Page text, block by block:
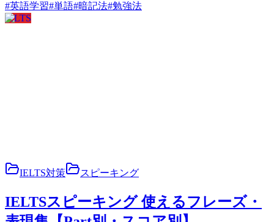
#英語学習#単語#暗記法#勉強法
IELTS
IELTS対策 スピーキング
IELTSスピーキング 使えるフレーズ・